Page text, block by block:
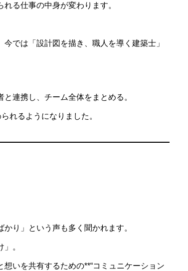
ご利用者さんの個性に合
送迎から始まりデイサー
会社概要
る仕事の中身が変わります。
では「設計図を描き、職人を導く建築士」
連携し、チーム全体をまとめる。
れるようになりました。
り」という声も多く聞かれます。
。
いを共有するための**“コミュニケーション